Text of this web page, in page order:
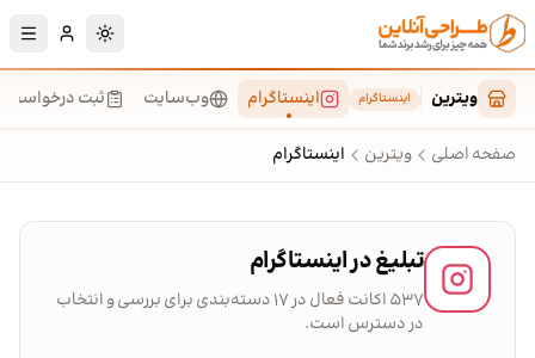
پرش به محتوای اصلی
تغییر به حالت
ویترین اینستاگرام اینستاگرام وب‌سایت ثبت درخواست
صفحه اصلی ویترین اینستاگرام
تبلیغ در اینستاگرام
۵۳۷ اکانت فعال در ۱۷ دسته‌بندی برای بررسی و انتخاب
در دسترس است.